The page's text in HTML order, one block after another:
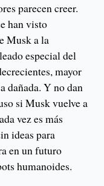
parecen creer.
han visto
Musk a la
especial del
mayor
dañada. Y no dan
si Musk vuelve a
vez es más
ideas para
en un futuro
humanoides.